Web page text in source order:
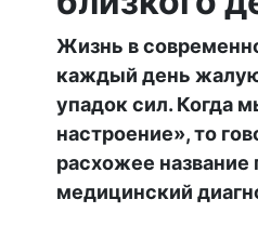
Жизнь в
каждый день
упадок сил. Когда
настроение», то
расхожее название
медицинский